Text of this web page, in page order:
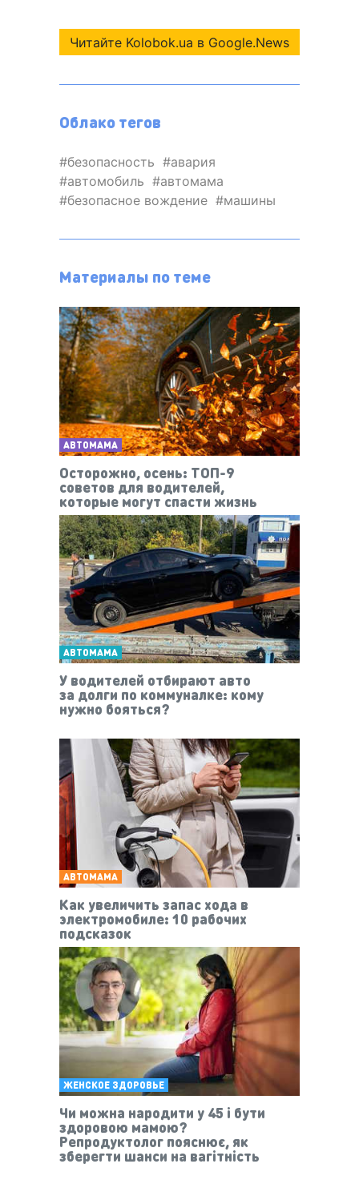
Читайте Kolobok.ua в Google.News
Облако тегов
безопасность
авария
автомобиль
автомама
безопасное вождение
машины
Материалы по теме
АВТОМАМА
Осторожно, осень: ТОП-9
советов для водителей,
которые могут спасти жизнь
АВТОМАМА
У водителей отбирают авто
за долги по коммуналке: кому
нужно бояться?
АВТОМАМА
Как увеличить запас хода в
электромобиле: 10 рабочих
подсказок
ЖЕНСКОЕ ЗДОРОВЬЕ
Чи можна народити у 45 і бути
здоровою мамою?
Репродуктолог пояснює, як
зберегти шанси на вагітність